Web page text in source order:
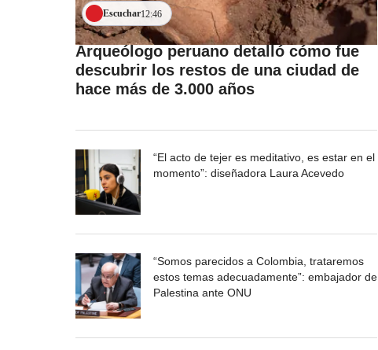
Escuchar12:46
Arqueólogo peruano detalló cómo fue
descubrir los restos de una ciudad de
hace más de 3.000 años
“El acto de tejer es meditativo, es estar en el
momento”: diseñadora Laura Acevedo
“Somos parecidos a Colombia, trataremos
estos temas adecuadamente”: embajador de
Palestina ante ONU